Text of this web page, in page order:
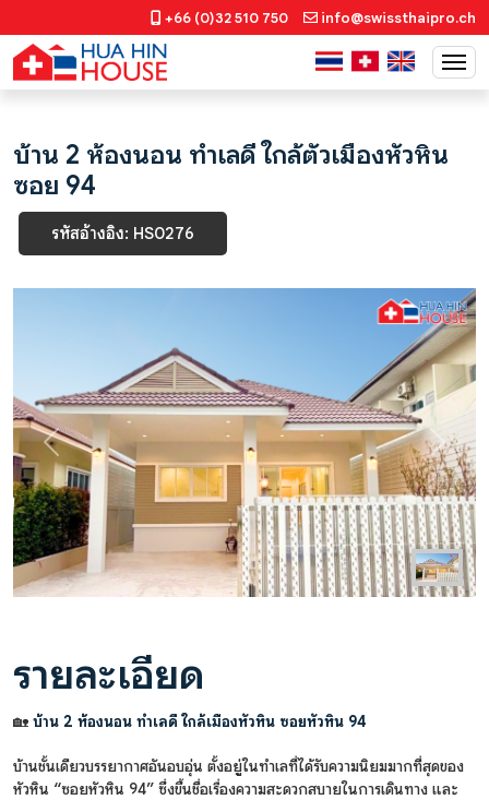
+66 (0)32 510 750 info@swissthaipro.ch
บ้าน 2 ห้องนอน ทำเลดี ใกล้ตัวเมืองหัวหิน
ซอย 94
รหัสอ้างอิง: HS0276
Previous Next
รายละเอียด
🏡 บ้าน 2 ห้องนอน ทำเลดี ใกล้เมืองหัวหิน ซอยหัวหิน 94
บ้านชั้นเดียวบรรยากาศอันอบอุ่น ตั้งอยู่ในทำเลที่ได้รับความนิยมมากที่สุดของ
หัวหิน “ซอยหัวหิน 94” ซึ่งขึ้นชื่อเรื่องความสะดวกสบายในการเดินทาง และ